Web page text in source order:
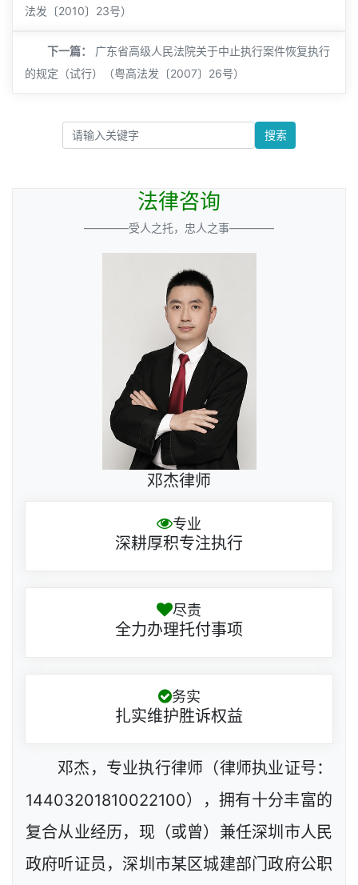
法发〔2010〕23号）
下一篇：
广东省高级人民法院关于中止执行案件恢复执行
的规定（试行）（粤高法发〔2007〕26号）
搜索
法律咨询
————受人之托，忠人之事————
邓杰律师
专业
深耕厚积专注执行
尽责
全力办理托付事项
务实
扎实维护胜诉权益
邓杰，专业执行律师（律师执业证号：
14403201810022100），拥有十分丰富的
复合从业经历，现（或曾）兼任深圳市人民
政府听证员，深圳市某区城建部门政府公职